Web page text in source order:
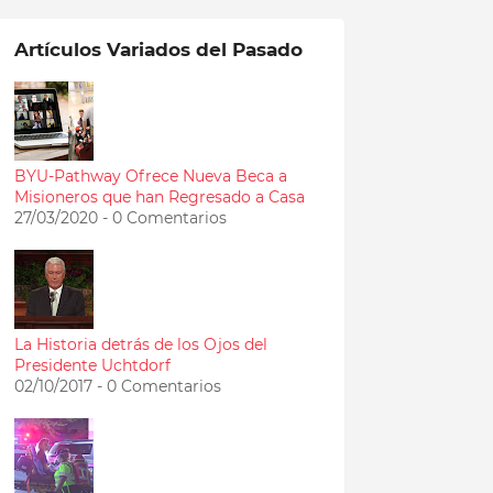
Artículos Variados del Pasado
BYU-Pathway Ofrece Nueva Beca a
Misioneros que han Regresado a Casa
27/03/2020 - 0 Comentarios
La Historia detrás de los Ojos del
Presidente Uchtdorf
02/10/2017 - 0 Comentarios